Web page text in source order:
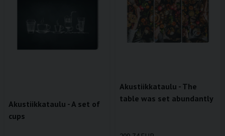
Akustiikkataulu - A set of
cups
Akustiikkataulu - The
table was set abundantly